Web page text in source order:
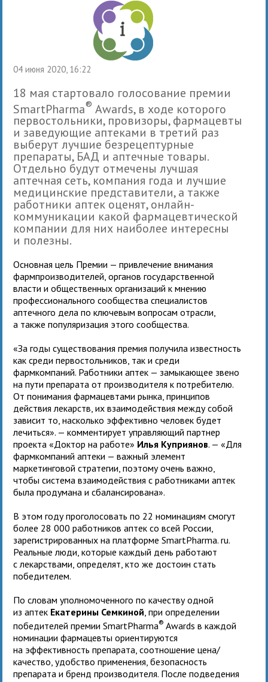
04 июня 2020, 16:22
18 мая стартовало голосование премии
SmartPharma® Awards, в ходе которого
первостольники, провизоры, фармацевты
и заведующие аптеками в третий раз
выберут лучшие безрецептурные
препараты, БАД и аптечные товары.
Отдельно будут отмечены лучшая
аптечная сеть, компания года и лучшие
медицинские представители, а также
работники аптек оценят, онлайн-
коммуникации какой фармацевтической
компании для них наиболее интересны
и полезны.
Основная цель Премии — привлечение внимания
фармпроизводителей, органов государственной
власти и общественных организаций к мнению
профессионального сообщества специалистов
аптечного дела по ключевым вопросам отрасли,
а также популяризация этого сообщества.
«За годы существования премия получила известность
как среди первостольников, так и среди
фармкомпаний. Работники аптек — замыкающее звено
на пути препарата от производителя к потребителю.
От понимания фармацевтами рынка, принципов
действия лекарств, их взаимодействия между собой
зависит то, насколько эффективно человек будет
лечиться». — комментирует управляющий партнер
проекта «Доктор на работе» Илья Куприянов. — «Для
фармкомпаний аптеки — важный элемент
маркетинговой стратегии, поэтому очень важно,
чтобы система взаимодействия с работниками аптек
была продумана и сбалансирована».
В этом году проголосовать по 22 номинациям смогут
более 28 000 работников аптек со всей России,
зарегистрированных на платформе SmartPharma. ru.
Реальные люди, которые каждый день работают
с лекарствами, определят, кто же достоин стать
победителем.
По словам уполномоченного по качеству одной
из аптек Екатерины Семкиной, при определении
победителей премии SmartPharma® Awards в каждой
номинации фармацевты ориентируются
на эффективность препарата, соотношение цена/
качество, удобство применения, безопасность
препарата и бренд производителя. После подведения